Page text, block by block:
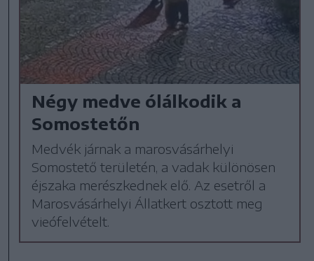
Négy medve ólálkodik a
Somostetőn
Medvék járnak a marosvásárhelyi
Somostető területén, a vadak különösen
éjszaka merészkednek elő. Az esetről a
Marosvásárhelyi Állatkert osztott meg
vieófelvételt.